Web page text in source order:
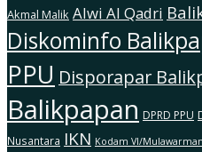
Akmal Malik Alwi Al Qadri
Diskominfo
PPU Disporapar
Balikpapan DPRD PPU
Nusantara IKN Kodam Vl/Mulawarman